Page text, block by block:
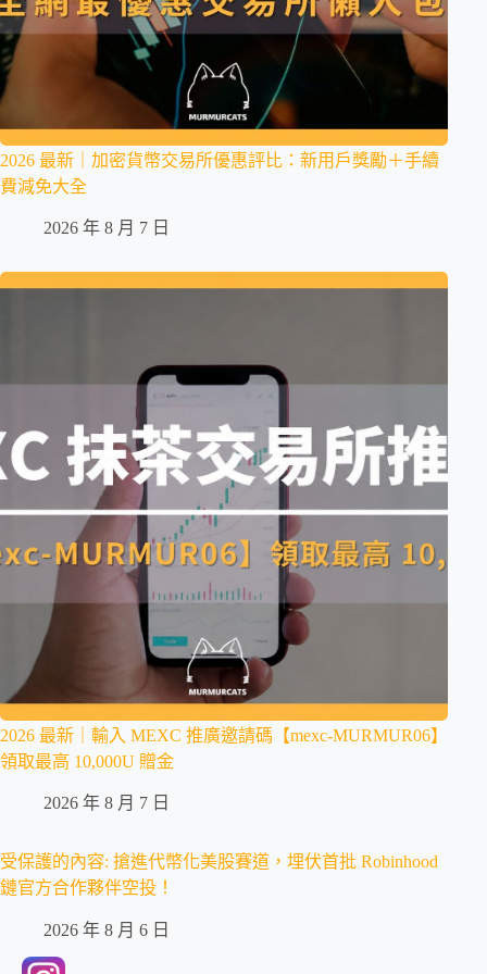
2026 最新｜加密貨幣交易所優惠評比：新用戶獎勵＋手續
費減免大全
2026 年 8 月 7 日
2026 最新｜輸入 MEXC 推廣邀請碼【mexc-MURMUR06】
領取最高 10,000U 贈金
2026 年 8 月 7 日
受保護的內容: 搶進代幣化美股賽道，埋伏首批 Robinhood
鏈官方合作夥伴空投！
2026 年 8 月 6 日